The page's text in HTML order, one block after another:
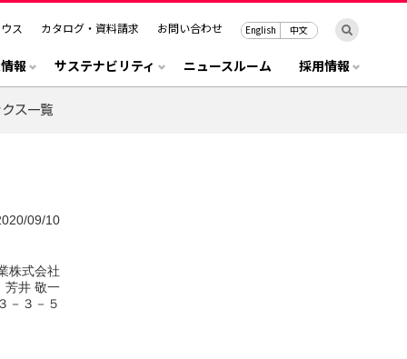
ス カタログ・資料請求 お問い合わせ English 中文
報 サステナビリティ ニュースルーム 採用情報
09/10
株式会社
井 敬一
－３－５